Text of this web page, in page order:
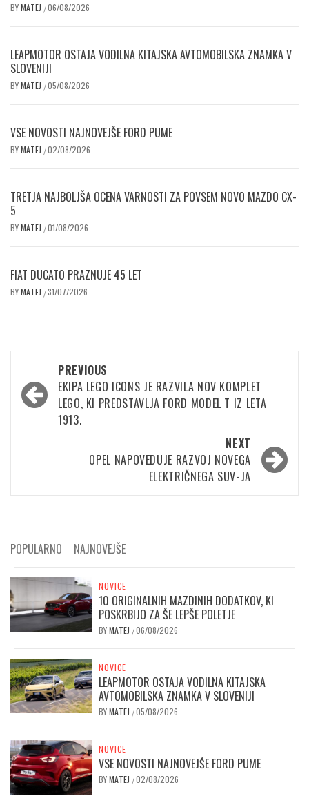
BYMATEJ /06/08/2026
LEAPMOTOR OSTAJA VODILNA KITAJSKA AVTOMOBILSKA ZNAMKA V
SLOVENIJI
BYMATEJ /05/08/2026
VSE NOVOSTI NAJNOVEJŠE FORD PUME
BYMATEJ /02/08/2026
TRETJA NAJBOLJŠA OCENA VARNOSTI ZA POVSEM NOVO MAZDO CX-
5
BYMATEJ /01/08/2026
FIAT DUCATO PRAZNUJE 45 LET
BYMATEJ /31/07/2026
navigation
PREVIOUS
EKIPA LEGO ICONS JE RAZVILA NOV KOMPLET
LEGO, KI PREDSTAVLJA FORD MODEL T IZ LETA
1913.
NEXT
OPEL NAPOVEDUJE RAZVOJ NOVEGA
ELEKTRIČNEGA SUV-JA
POPULARNO NAJNOVEJŠE
NOVICE
10 ORIGINALNIH MAZDINIH DODATKOV, KI
POSKRBIJO ZA ŠE LEPŠE POLETJE
BYMATEJ /06/08/2026
NOVICE
LEAPMOTOR OSTAJA VODILNA KITAJSKA
AVTOMOBILSKA ZNAMKA V SLOVENIJI
BYMATEJ /05/08/2026
NOVICE
VSE NOVOSTI NAJNOVEJŠE FORD PUME
BYMATEJ /02/08/2026